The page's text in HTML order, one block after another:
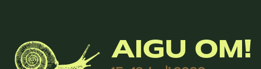
AIGU